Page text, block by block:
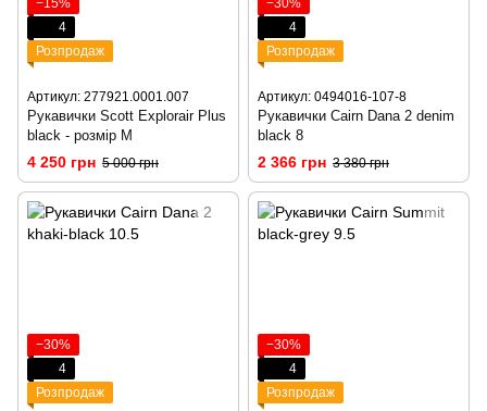
−15%
4
Розпродаж
Артикул: 277921.0001.007
Рукавички Scott Explorair Plus
black - розмір M
4 250 грн 5 000 грн
−30%
4
Розпродаж
Артикул: 0494016-107-8
Рукавички Cairn Dana 2 denim
black 8
2 366 грн 3 380 грн
−30%
4
Розпродаж
−30%
4
Розпродаж